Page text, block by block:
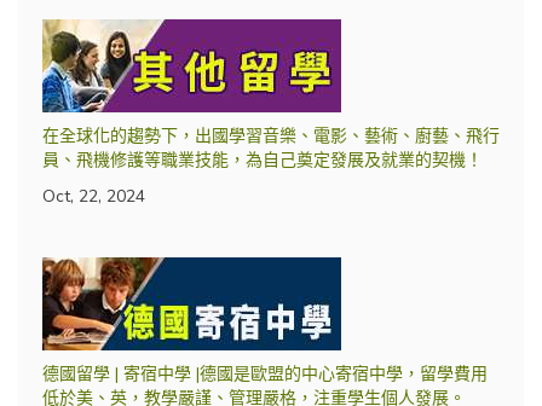
在全球化的趨勢下，出國學習音樂、電影、藝術、廚藝、飛行
員、飛機修護等職業技能，為自己奠定發展及就業的契機！
Oct, 22, 2024
德國留學 | 寄宿中學 |德國是歐盟的中心寄宿中學，留學費用
低於美、英，教學嚴謹、管理嚴格，注重學生個人發展。